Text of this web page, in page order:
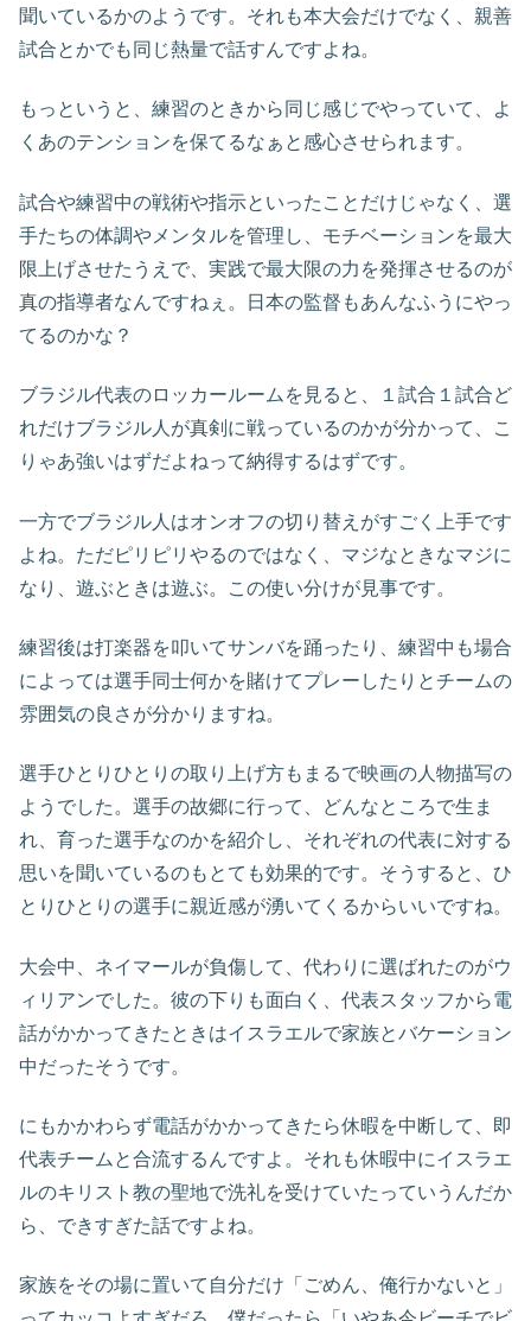
聞いているかのようです。それも本大会だけでなく、親善
試合とかでも同じ熱量で話すんですよね。
もっというと、練習のときから同じ感じでやっていて、よ
くあのテンションを保てるなぁと感心させられます。
試合や練習中の戦術や指示といったことだけじゃなく、選
手たちの体調やメンタルを管理し、モチベーションを最大
限上げさせたうえで、実践で最大限の力を発揮させるのが
真の指導者なんですねぇ。日本の監督もあんなふうにやっ
てるのかな？
ブラジル代表のロッカールームを見ると、１試合１試合ど
れだけブラジル人が真剣に戦っているのかが分かって、こ
りゃあ強いはずだよねって納得するはずです。
一方でブラジル人はオンオフの切り替えがすごく上手です
よね。ただピリピリやるのではなく、マジなときなマジに
なり、遊ぶときは遊ぶ。この使い分けが見事です。
練習後は打楽器を叩いてサンバを踊ったり、練習中も場合
によっては選手同士何かを賭けてプレーしたりとチームの
雰囲気の良さが分かりますね。
選手ひとりひとりの取り上げ方もまるで映画の人物描写の
ようでした。選手の故郷に行って、どんなところで生ま
れ、育った選手なのかを紹介し、それぞれの代表に対する
思いを聞いているのもとても効果的です。そうすると、ひ
とりひとりの選手に親近感が湧いてくるからいいですね。
大会中、ネイマールが負傷して、代わりに選ばれたのがウ
ィリアンでした。彼の下りも面白く、代表スタッフから電
話がかかってきたときはイスラエルで家族とバケーション
中だったそうです。
にもかかわらず電話がかかってきたら休暇を中断して、即
代表チームと合流するんですよ。それも休暇中にイスラエ
ルのキリスト教の聖地で洗礼を受けていたっていうんだか
ら、できすぎた話ですよね。
家族をその場に置いて自分だけ「ごめん、俺行かないと」